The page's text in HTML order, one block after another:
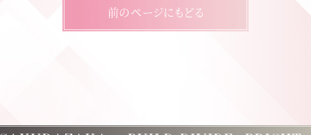
前のページにもどる